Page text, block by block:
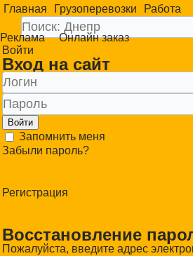
Главная Грузоперевозки Работа
Реклама
Онлайн заказ
Войти
Вход на сайт
Войти
Запомнить меня
Забыли пароль?
Регистрация
Восстановление
Пожалуйста, введите адрес